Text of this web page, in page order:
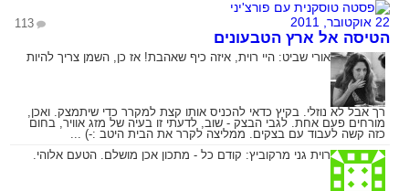
22 אוקטובר, 2011 113
הטיסה אל ארץ הטבעונים
אורי שביט: היי רוית, איזה כיף שאהבת! אז כן, השמן צריך להיות
רך אבל לא נוזלי. בקיץ כדאי להכניס אותו קצת למקרר כדי שיתמצק. ואכן,
מורחים פעם אחת. לגבי הבצק - שוב, לדעתי זו בעיה של מזג אוויר, בחום
כזה קשה לעבוד עם בצקים. ממליצה לקרר את הבית היטב :-) ...
רוית גני מרקוביץ: קודם כל - מתכון אכן מושלם. הטעם אלוהי.